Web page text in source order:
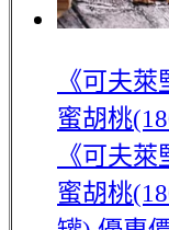
《可夫
蜜胡桃
《可夫
蜜胡桃